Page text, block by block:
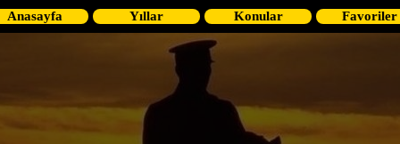
Anasayfa Yıllar Konular Favoriler